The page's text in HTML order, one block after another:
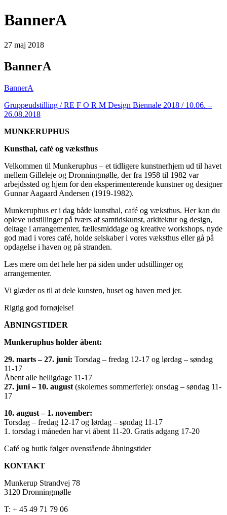
BannerA
27 maj 2018
BannerA
BannerA
Gruppeudstilling / RE F O R M Design Biennale 2018 / 10.06. –
26.08.2018
MUNKERUPHUS
Kunsthal, café og væksthus
Velkommen til Munkeruphus – et tidligere kunstnerhjem ud til havet
mellem Gilleleje og Dronningmølle, der fra 1958 til 1982 var
arbejdssted og hjem for den eksperimenterende kunstner og designer
Gunnar Aagaard Andersen (1919-1982).
Munkeruphus er i dag både kunsthal, café og væksthus. Her kan du
opleve udstillinger på tværs af samtidskunst, arkitektur og design,
deltage i arrangementer, fællesmiddage og kreative workshops, nyde
god mad i vores café, holde selskaber i vores væksthus eller gå på
opdagelse i haven og på stranden.
Læs mere om det hele her på siden under udstillinger og
arrangementer.
Vi glæder os til at dele kunsten, huset og haven med jer.
Rigtig god fornøjelse!
ÅBNINGSTIDER
Munkeruphus holder åbent:
29. marts – 27. juni: Torsdag – fredag 12-17 og lørdag – søndag
11-17
Åbent alle helligdage 11-17
27. juni – 10. august (skolernes sommerferie): onsdag – søndag 11-
17
10. august – 1. november:
Torsdag – fredag 12-17 og lørdag – søndag 11-17
1. torsdag i måneden har vi åbent 11-20. Gratis adgang 17-20
Café og butik følger ovenstående åbningstider
KONTAKT
Munkerup Strandvej 78
3120 Dronningmølle
T: + 45 49 71 79 06